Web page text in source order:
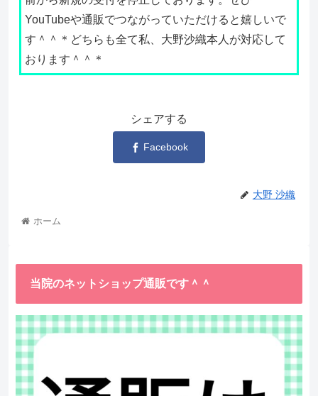
YouTubeや通販でつながっていただけると嬉しいで
す＾＾＊どちらも全て私、大野沙織本人が対応して
おります＾＾＊
シェアする
Facebook
大野 沙織
ホーム
当院のネットショップ通販です＾＾